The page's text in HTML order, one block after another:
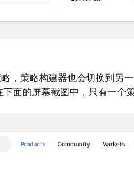
，策略构建器也会切换到另
面的屏幕截图中，只有一个